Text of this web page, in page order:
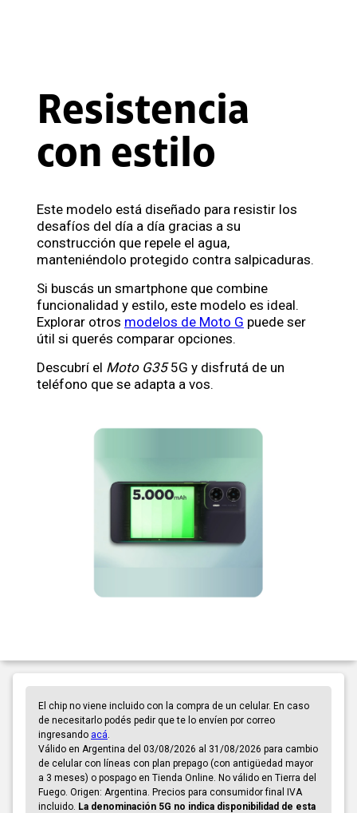
Resistencia
con estilo
Este modelo está diseñado para resistir los
desafíos del día a día gracias a su
construcción que repele el agua,
manteniéndolo protegido contra salpicaduras.
Si buscás un smartphone que combine
funcionalidad y estilo, este modelo es ideal.
Explorar otros modelos de Moto G puede ser
útil si querés comparar opciones.
Descubrí el Moto G355G y disfrutá de un
teléfono que se adapta a vos.
El chip no viene incluido con la compra de un celular. En caso
de necesitarlo podés pedir que te lo envíen por correo
ingresando acá
Válido en Argentina del 03/08/2026 al 31/08/2026 para cambio
de celular con líneas con plan prepago (con antigüedad mayor
a 3 meses) o pospago en Tienda Online. No válido en Tierra del
Fuego. Origen: Argentina. Precios para consumidor final IVA
incluido. La denominación 5G no indica disponibilidad de esta